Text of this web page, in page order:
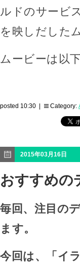
ルドのサービ
を映しだした
ムービーは以
posted 10:30 | Category:
2015年03月16日
おすすめの
毎回、注目の
ます。
今回は、「イ